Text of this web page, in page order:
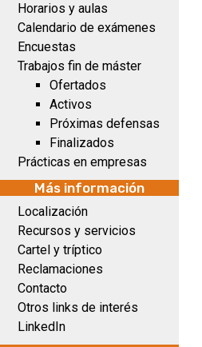
Horarios y aulas
Calendario de exámenes
Encuestas
Trabajos fin de máster
Ofertados
Activos
Próximas defensas
Finalizados
Prácticas en empresas
Más información
Localización
Recursos y servicios
Cartel y tríptico
Reclamaciones
Contacto
Otros links de interés
LinkedIn